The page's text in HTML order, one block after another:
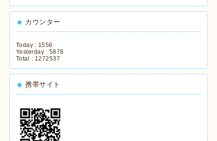
カウンター
Today : 1556
Yesterday : 5878
Total : 1272537
携帯サイト